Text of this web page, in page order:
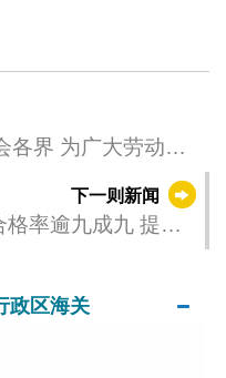
各界 为广大劳动者
下一则新闻
逾九成九 提醒
政区海关